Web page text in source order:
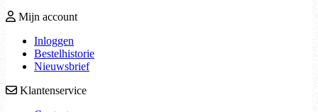
Mijn account
Inloggen
Bestelhistorie
Nieuwsbrief
Klantenservice